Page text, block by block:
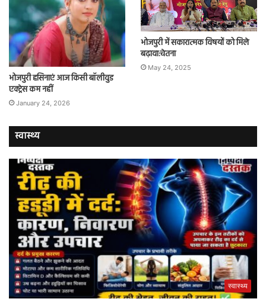
भोजपुरी हसिनाएं आज किसी बॉलीवुड
एक्ट्रेस कम नहीं
January 24, 2026
भोजपुरी में सकारात्मक विषयों को मिले
बढ़ावा:चेतना
May 24, 2025
स्वास्थ्य
स्वास्थ्य